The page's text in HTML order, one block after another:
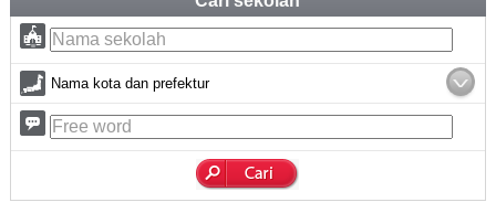
Nama kota dan prefektur